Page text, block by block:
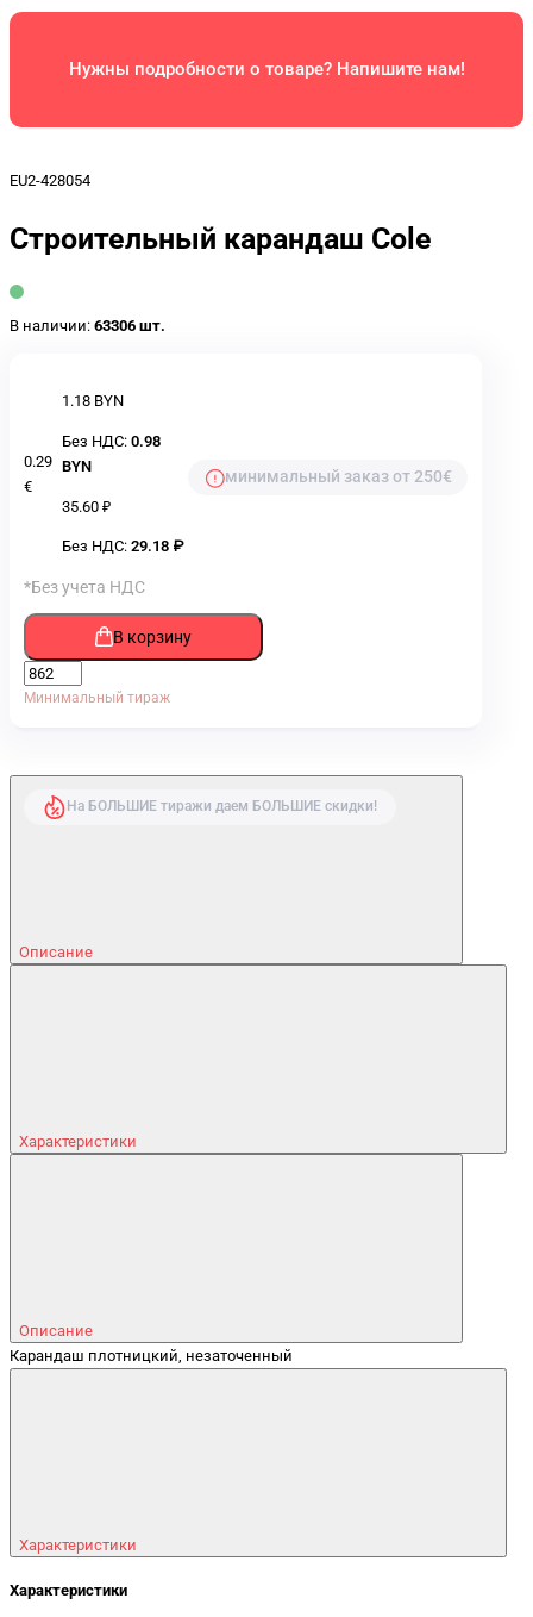
Нужны подробности о товаре? Напишите нам!
EU2-428054
Строительный карандаш Cole
В наличии: 63306 шт.
0.29
€
1.18 BYN
Без НДС:0.98
BYN
35.60 ₽
Без НДС:29.18 ₽
минимальный заказ от 250€
*Без учета НДС
В корзину
Минимальный тираж
На БОЛЬШИЕ тиражи даем БОЛЬШИЕ скидки!
Описание
Характеристики
Описание
Карандаш плотницкий, незаточенный
Характеристики
Характеристики